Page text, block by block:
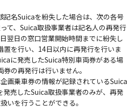
記名Suicaを紛失した場合は、次の各号
て、Suica取扱事業者は記名人の再発行
翌日の窓口営業開始時間までに紛失し
置を行い、14日以内に再発行を行いま
に発売したSuica特別車両券がある場
の再発行は行いません。
画乗車券の情報が記録されているSuica
発売したSuica取扱事業者のみが、再発
いを行うことができる。